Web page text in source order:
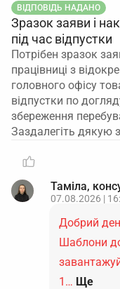
ВІДПОВІДЬ НАДАНО
Зразок заяви і
під час відпустки
Потрібен зразок
працівниці з
головного офісу
відпустки по
збереження
Заздалегіть дякую
Таміла,
07.08.2026 |
Добрий
Шаблони
1… Ще